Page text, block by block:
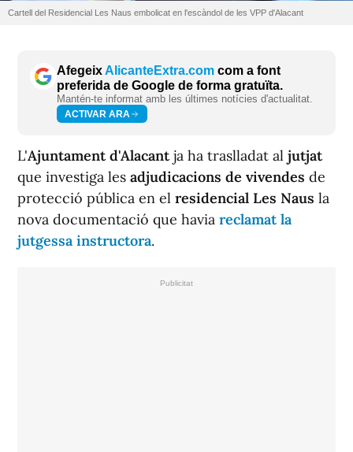
Cartell del Residencial Les Naus embolicat en l'escàndol de les VPP d'Alacant
AfegeixAlicanteExtra.com com a font
preferida de Google de forma gratuïta.
Mantén-te informat amb les últimes notícies d'actualitat.
ACTIVAR ARA
L'Ajuntament d'Alacantja ha traslladat al jutjat
que investiga les adjudicacions de vivendes de
protecció pública en el residencial Les Naus la
nova documentació que havia reclamat la
jutgessa instructora.